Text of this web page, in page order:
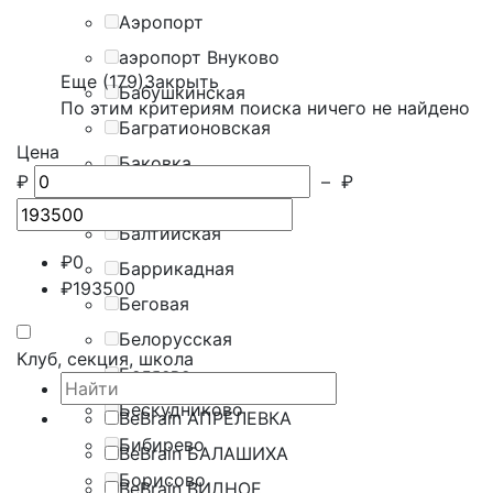
Аэропорт
аэропорт Внуково
Бабушкинская
Багратионовская
Баковка
Балашиха
Балтийская
Баррикадная
Беговая
Белорусская
Беляево
Бескудниково
Бибирево
Борисово
Еще (179)Закрыть
По этим критериям поиска ничего не найдено
Цена
₽
– ₽
₽0
₽193500
Клуб, секция, школа
BeBrain АПРЕЛЕВКА
BeBrain БАЛАШИХА
BeBrain ВИДНОЕ